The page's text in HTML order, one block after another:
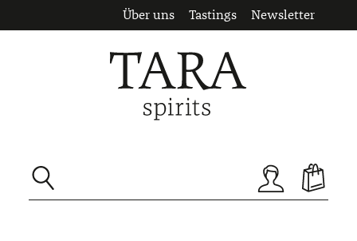
Zum Hauptinhalt springen
Über uns Tastings Newsletter